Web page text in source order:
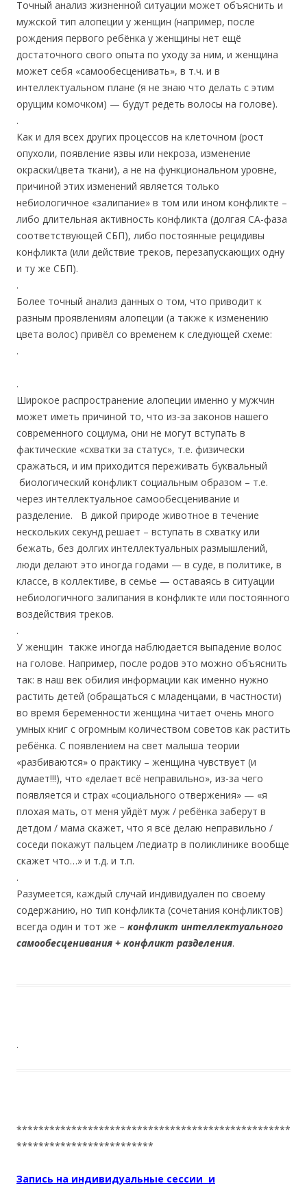
Точный анализ жизненной ситуации может объяснить и
мужской тип алопеции у женщин (например, после
рождения первого ребёнка у женщины нет ещё
достаточного свого опыта по уходу за ним, и женщина
может себя «самообесценивать», в т.ч. и в
интеллектуальном плане (я не знаю что делать с этим
орущим комочком) — будут редеть волосы на голове).
.
Как и для всех других процессов на клеточном (рост
опухоли, появление язвы или некроза, изменение
окраски/цвета ткани), а не на функциональном уровне,
причиной этих изменений является только
небиологичное «залипание» в том или ином конфликте –
либо длительная активность конфликта (долгая СА-фаза
соответствующей СБП), либо постоянные рецидивы
конфликта (или действие треков, перезапускающих одну
и ту же СБП).
.
Более точный анализ данных о том, что приводит к
разным проявлениям алопеции (а также к изменению
цвета волос) привёл со временем к следующей схеме:
.
.
Широкое распространение алопеции именно у мужчин
может иметь причиной то, что из-за законов нашего
современного социума, они не могут вступать в
фактические «схватки за статус», т.е. физически
сражаться, и им приходится переживать буквальный
биологический конфликт социальным образом – т.е.
через интеллектуальное самообесценивание и
разделение. В дикой природе животное в течение
нескольких секунд решает – вступать в схватку или
бежать, без долгих интеллектуальных размышлений,
люди делают это иногда годами — в суде, в политике, в
классе, в коллективе, в семье — оставаясь в ситуации
небиологичного залипания в конфликте или постоянного
воздействия треков.
.
У женщин также иногда наблюдается выпадение волос
на голове. Например, после родов это можно объяснить
так: в наш век обилия информации как именно нужно
растить детей (обращаться с младенцами, в частности)
во время беременности женщина читает очень много
умных книг с огромным количеством советов как растить
ребёнка. С появлением на свет малыша теории
«разбиваются» о практику – женщина чувствует (и
думает!!!), что «делает всё неправильно», из-за чего
появляется и страх «социального отвержения» — «я
плохая мать, от меня уйдёт муж / ребёнка заберут в
детдом / мама скажет, что я всё делаю неправильно /
соседи покажут пальцем /педиатр в поликлинике вообще
скажет что…» и т.д. и т.п.
.
Разумеется, каждый случай индивидуален по своему
содержанию, но тип конфликта (сочетания конфликтов)
всегда один и тот же – конфликт интеллектуального
самообесценивания + конфликт разделения.
.
**************************************************
*************************
Запись на индивидуальные сессии и